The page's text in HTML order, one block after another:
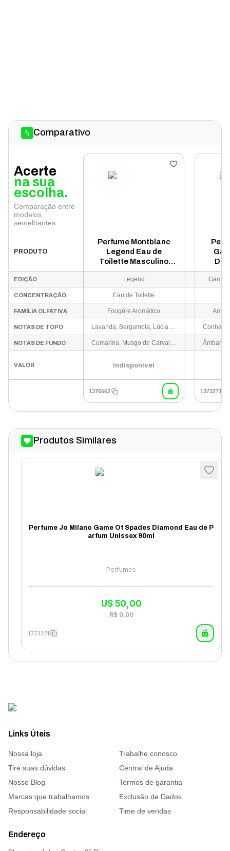
Comparativo
Acerte
na sua
escolha.
Comparação entre
modelos
semelhantes
PRODUTO
Perfume Montblanc
Legend Eau de
Toilette Masculino
200ml
EDIÇÃO Legend Game
CONCENTRAÇÃO Eau de Toilette
FAMÍLIA OLFATIVA Fougère Aromático
NOTAS DE TOPO Lavanda, Bergamota, Lúcia-lima (Verbená) e Abacaxi
NOTAS DE FUNDO Cumarina, Musgo de Carvalho, Gerânio, Rosa e Maçã Vermelha
VALOR Indisponível
1376562 1373271
Produtos Similares
Perfume Jo Milano Game Of Spades Diamond Eau de P
arfum Unissex 90ml
Perfumes
U$ 50,00
R$ 0,00
1373271
Links Úteis
Nossa loja
Trabalhe conosco
Tire suas dúvidas
Central de Ajuda
Nosso Blog
Termos de garantia
Marcas que trabalhamos
Exclusão de Dados
Responsabilidade social
Time de vendas
Endereço